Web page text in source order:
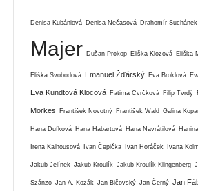
Denisa Kubániová Denisa Nečasová Drahomír Suchánek
Majer Dušan Prokop Eliška Klozová Eliška
Eliška Svobodová Emanuel Žďárský Eva Broklová
Eva Kundtová Klocová Fatima Cvrčková Filip Tvrdý
Morkes František Novotný František Wald Galina
Hana Dufková Hana Habartová Hana Navrátilová
Irena Kalhousová Ivan Čepička Ivan Horáček Ivana
Jakub Jelínek Jakub Kroulík Jakub Kroulík-Klingenberg
Szánzo Jan A. Kozák Jan Bičovský Jan Černý Jan